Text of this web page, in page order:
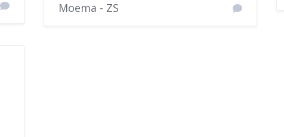
Moema - ZS